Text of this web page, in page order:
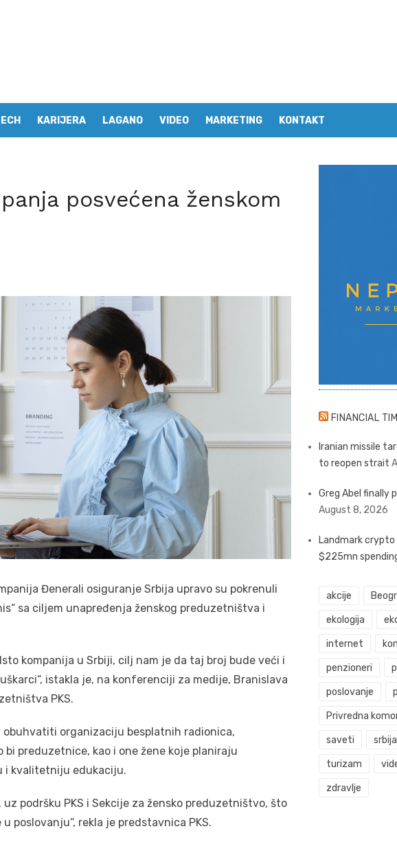
KARIJERA LAGANO VIDEO MARKETING KONTAKT
posvećena ženskom
Đenerali osiguranje Srbija upravo su pokrenuli
sa ciljem unapređenja ženskog preduzetništva i
kompanija u Srbiji, cilj nam je da taj broj bude veći i
istakla je, na konferenciji za medije, Branislava
PKS.
organizaciju besplatnih radionica,
preduzetnice, kao i one žene koje planiraju
i kvalitetniju edukaciju.
podršku PKS i Sekcije za žensko preduzetništvo, što
poslovanju“, rekla je predstavnica PKS.
FINANCIAL
Iranian missile
to reopen strait
Greg Abel finally
August 8, 2026
Landmark crypto
$225mn
akcije
ekologija
internet
penzioneri
poslovanje
Privredna
saveti srbija
turizam
zdravlje